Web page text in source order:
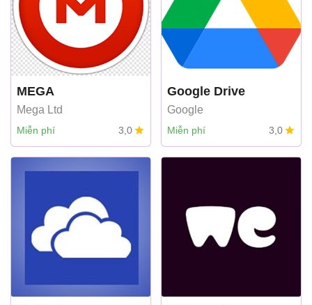
MEGA
Mega Ltd
Miễn phí 3,0
Google Drive
Google
Miễn phí 3,0